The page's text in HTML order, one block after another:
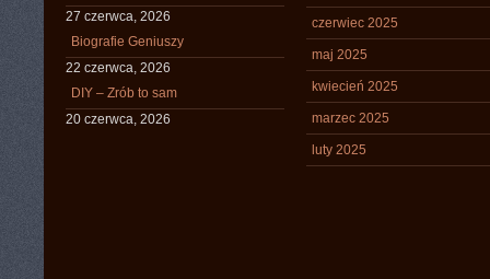
27 czerwca, 2026
Biografie Geniuszy
22 czerwca, 2026
DIY – Zrób to sam
20 czerwca, 2026
czerwiec 2025
maj 2025
kwiecień 2025
marzec 2025
luty 2025